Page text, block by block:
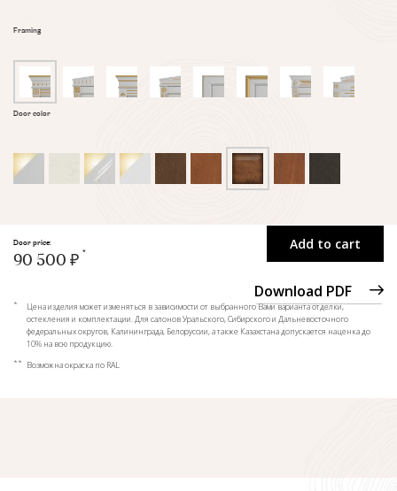
Framing
Door color
Add to cart
Download PDF
Door price:
90 500 ₽
*
Цена изделия может изменяться в зависимости от выбранного Вами варианта отделки,
остекления и комплектации. Для салонов Уральского, Сибирского и Дальневосточного
федеральных округов, Калининграда, Белоруссии, а также Казахстана допускается наценка до
10% на всю продукцию.
** Возможна окраска по RAL